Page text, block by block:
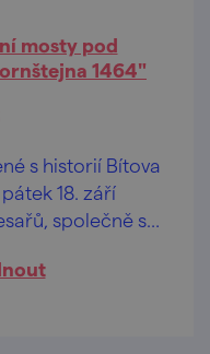
mosty pod
1464"
s historií Bítova
18. září
společně se